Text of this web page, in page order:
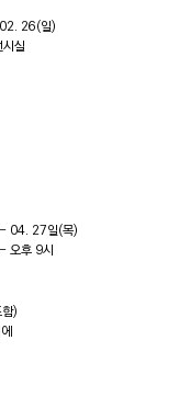
26(일)
실
04. 27일(목)
오후 9시
)